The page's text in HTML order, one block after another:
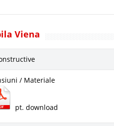
Viena
/ Materiale
pt. download